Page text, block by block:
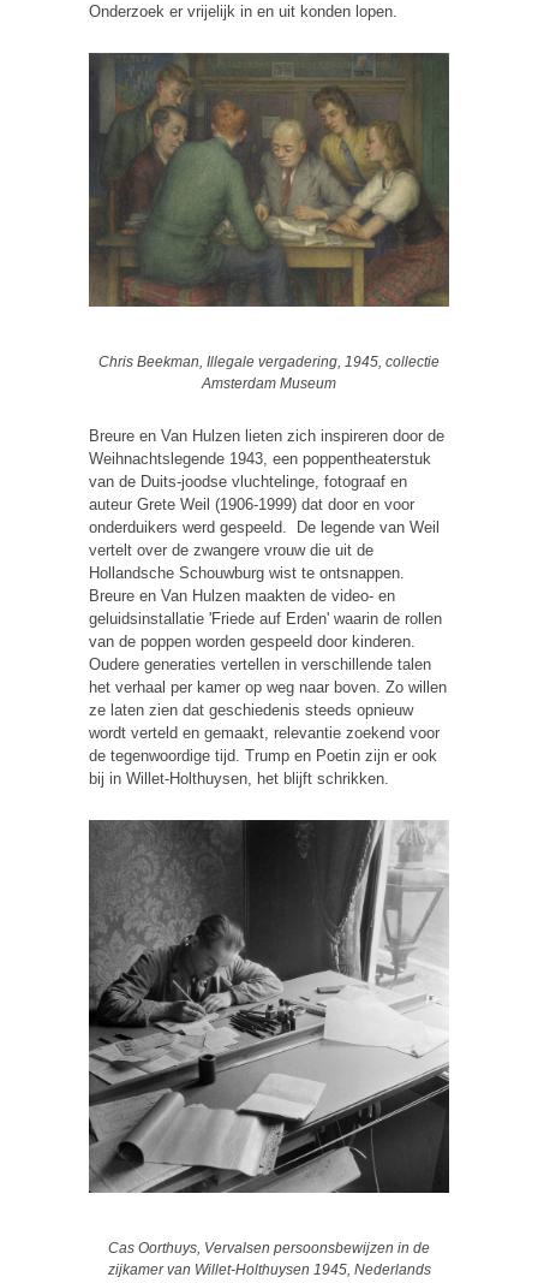
Onderzoek er vrijelijk in en uit konden lopen.
Chris Beekman, Illegale vergadering, 1945, collectie
Amsterdam Museum
Breure en Van Hulzen lieten zich inspireren door de
Weihnachtslegende 1943, een poppentheaterstuk
van de Duits-joodse vluchtelinge, fotograaf en
auteur Grete Weil (1906-1999) dat door en voor
onderduikers werd gespeeld. De legende van Weil
vertelt over de zwangere vrouw die uit de
Hollandsche Schouwburg wist te ontsnappen.
Breure en Van Hulzen maakten de video- en
geluidsinstallatie 'Friede auf Erden' waarin de rollen
van de poppen worden gespeeld door kinderen.
Oudere generaties vertellen in verschillende talen
het verhaal per kamer op weg naar boven. Zo willen
ze laten zien dat geschiedenis steeds opnieuw
wordt verteld en gemaakt, relevantie zoekend voor
de tegenwoordige tijd. Trump en Poetin zijn er ook
bij in Willet-Holthuysen, het blijft schrikken.
Cas Oorthuys, Vervalsen persoonsbewijzen in de
zijkamer van Willet-Holthuysen 1945, Nederlands